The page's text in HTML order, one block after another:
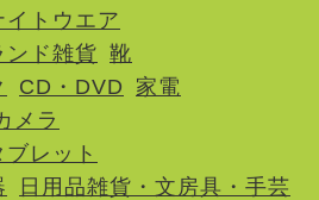
イトウエア
ンド雑貨 靴
CD・DVD
家電
メラ
レット
日用品雑貨・文房具・手芸